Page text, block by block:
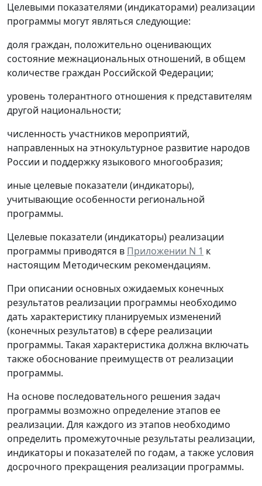
Целевыми показателями (индикаторами) реализации
программы могут являться следующие:
доля граждан, положительно оценивающих
состояние межнациональных отношений, в общем
количестве граждан Российской Федерации;
уровень толерантного отношения к представителям
другой национальности;
численность участников мероприятий,
направленных на этнокультурное развитие народов
России и поддержку языкового многообразия;
иные целевые показатели (индикаторы),
учитывающие особенности региональной
программы.
Целевые показатели (индикаторы) реализации
программы приводятся в Приложении N 1 к
настоящим Методическим рекомендациям.
При описании основных ожидаемых конечных
результатов реализации программы необходимо
дать характеристику планируемых изменений
(конечных результатов) в сфере реализации
программы. Такая характеристика должна включать
также обоснование преимуществ от реализации
программы.
На основе последовательного решения задач
программы возможно определение этапов ее
реализации. Для каждого из этапов необходимо
определить промежуточные результаты реализации,
индикаторы и показателей по годам, а также условия
досрочного прекращения реализации программы.